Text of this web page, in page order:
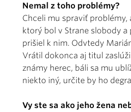
Nemal z toho problémy?
Chceli mu spraviť problémy,
ktorý bol v Strane slobody a
prišiel k nim. Odvtedy
Vrátil dokonca aj titul
známy herec, báli sa mu
niekto iný, určite by ho
Vy ste sa ako jeho žena